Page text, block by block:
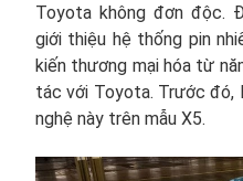
Toyota không đơn độc.
giới thiệu hệ thống pin
kiến thương mại hóa từ
tác với Toyota. Trước đó,
nghệ này trên mẫu X5.